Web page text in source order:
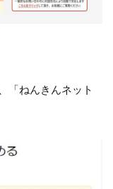
「ねんきんネット